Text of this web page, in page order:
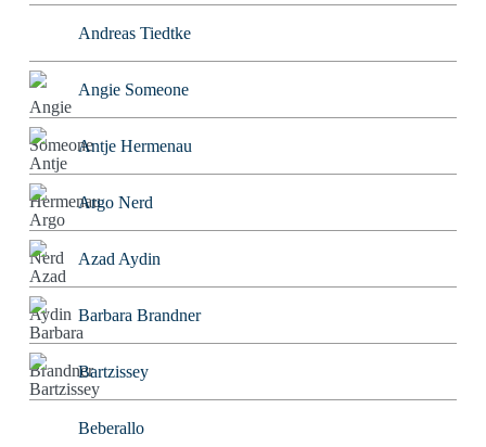
Andreas Tiedtke
Angie Someone
Antje Hermenau
Argo Nerd
Azad Aydin
Barbara Brandner
Bartzissey
Beberallo